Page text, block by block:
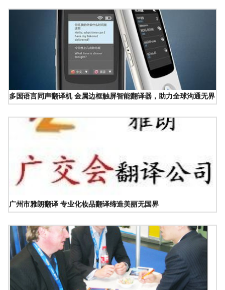
多国语言同声翻译机 金属边框触屏智能翻译器，助力全球沟通无界
广州市雅朗翻译 专业化妆品翻译缔造美丽无国界